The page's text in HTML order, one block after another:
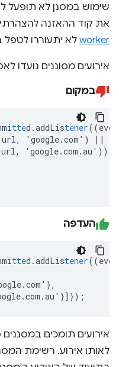
שימוש במסנן לא תופעל
את קוד ההאזנה להצהרתי
worker לא יתעוררו לטפל
אירועים מסוננים נועדו
במקום
tted.addListener((eve
, 'google.com')
||
, 'google.com.au'))
העדפה
tted.addListener((eve
},
}]});
אירועים תומכים
לאותו אירוע. רשימת